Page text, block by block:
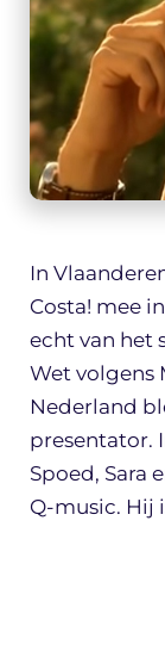
In
Costa! mee
echt van het
Wet volgens
Nederland
presentator.
Spoed, Sara
Q-music. Hij